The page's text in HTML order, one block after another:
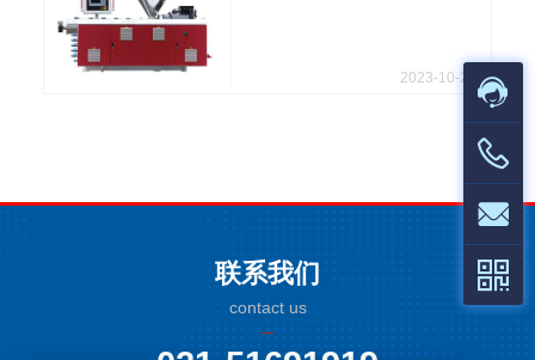
2023-10-26
联系我们
contact us